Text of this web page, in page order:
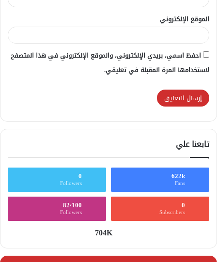
الموقع الإلكتروني
احفظ اسمي، بريدي الإلكتروني، والموقع الإلكتروني في هذا المتصفح
لاستخدامها المرة المقبلة في تعليقي.
تابعنا علي
622k
Fans
0
Followers
0
Subscribers
82٬100
Followers
704K